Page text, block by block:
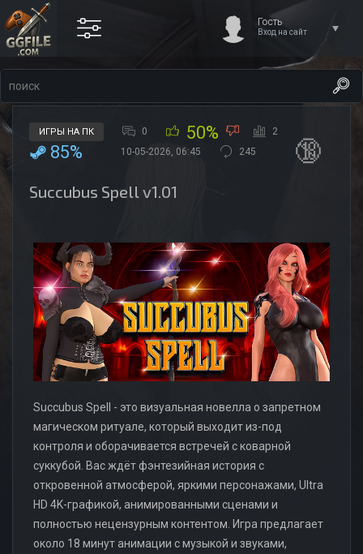
Гость
Вход на сайт
ИГРЫ НА ПК 0 50% 2
85% 10-05-2026, 06:45 245 🔞
Succubus Spell v1.01
Succubus Spell - это визуальная новелла о запретном
магическом ритуале, который выходит из-под
контроля и оборачивается встречей с коварной
суккубой. Вас ждёт фэнтезийная история с
откровенной атмосферой, яркими персонажами, Ultra
HD 4K-графикой, анимированными сценами и
полностью нецензурным контентом. Игра предлагает
около 18 минут анимации с музыкой и звуками,